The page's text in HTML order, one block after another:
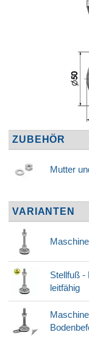
ZUBEHÖR
Mutter
VARIANTEN
Stellfuß -
leitfähig